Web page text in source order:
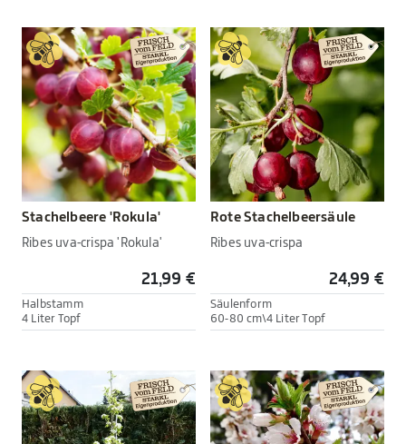
Stachelbeere 'Rokula'
Ribes uva-crispa 'Rokula'
21,99 €
Halbstamm
4 Liter Topf
Rote Stachelbeersäule
Ribes uva-crispa
24,99 €
Säulenform
60-80 cm\4 Liter Topf